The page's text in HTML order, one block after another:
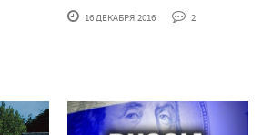
16 ДЕКАБРЯ'2016 2